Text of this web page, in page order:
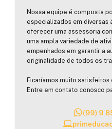
Nossa equipe é composta
especializados em diversas
oferecer uma assessoria
uma ampla variedade de
empenhados em garantir a
originalidade de todos os
Ficaríamos muito satisfeitos
Entre em contato conosco
(99) 9